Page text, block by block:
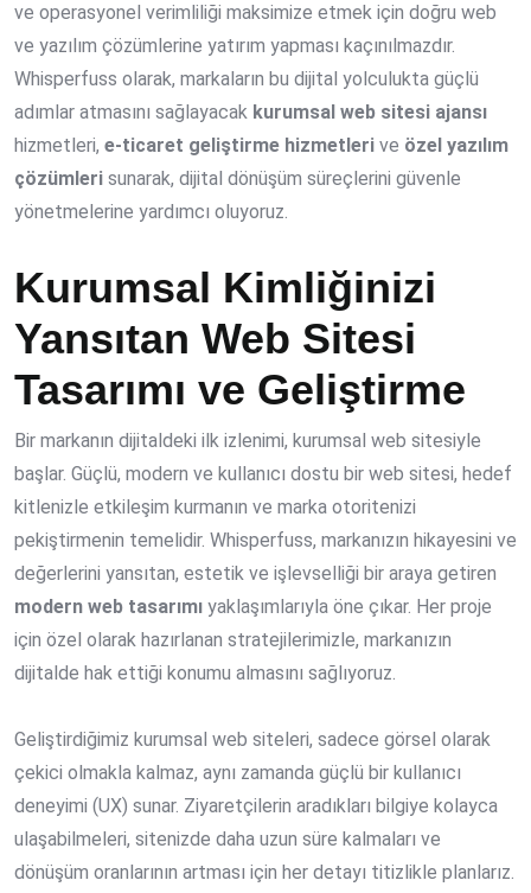
ve operasyonel verimliliği maksimize etmek için doğru web
ve yazılım çözümlerine yatırım yapması kaçınılmazdır.
Whisperfuss olarak, markaların bu dijital yolculukta güçlü
adımlar atmasını sağlayacak kurumsal web sitesi ajansı
hizmetleri, e-ticaret geliştirme hizmetleri ve özel yazılım
çözümleri sunarak, dijital dönüşüm süreçlerini güvenle
yönetmelerine yardımcı oluyoruz.
Kurumsal Kimliğinizi
Yansıtan Web Sitesi
Tasarımı ve Geliştirme
Bir markanın dijitaldeki ilk izlenimi, kurumsal web sitesiyle
başlar. Güçlü, modern ve kullanıcı dostu bir web sitesi, hedef
kitlenizle etkileşim kurmanın ve marka otoritenizi
pekiştirmenin temelidir. Whisperfuss, markanızın hikayesini ve
değerlerini yansıtan, estetik ve işlevselliği bir araya getiren
modern web tasarımı yaklaşımlarıyla öne çıkar. Her proje
için özel olarak hazırlanan stratejilerimizle, markanızın
dijitalde hak ettiği konumu almasını sağlıyoruz.
Geliştirdiğimiz kurumsal web siteleri, sadece görsel olarak
çekici olmakla kalmaz, aynı zamanda güçlü bir kullanıcı
deneyimi (UX) sunar. Ziyaretçilerin aradıkları bilgiye kolayca
ulaşabilmeleri, sitenizde daha uzun süre kalmaları ve
dönüşüm oranlarının artması için her detayı titizlikle planlarız.